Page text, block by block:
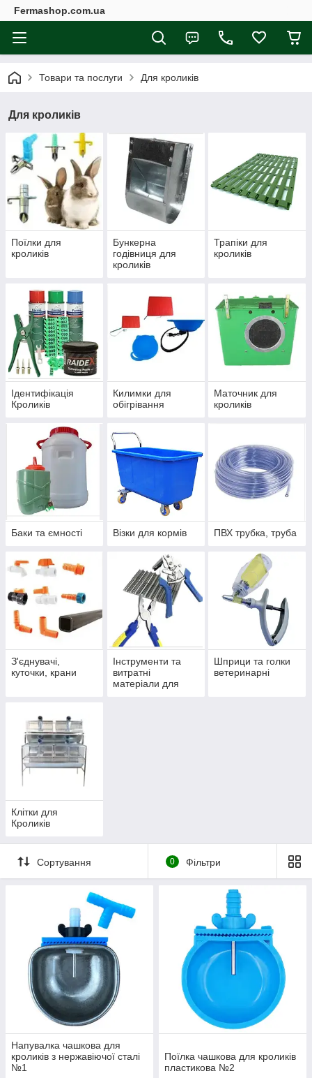
Fermashop.com.ua
Товари та послуги Для кроликів
Для кроликів
Поїлки для
кроликів
Бункерна
годівниця для
кроликів
Трапіки для
кроликів
Ідентифікація
Кроликів
Килимки для
обігрівання
Маточник для
кроликів
Баки та ємності Візки для кормів ПВХ трубка, труба
З'єднувачі,
куточки, крани
Інструменти та
витратні
матеріали для
Шприци та голки
ветеринарні
Клітки для
Кроликів
Сортування 0 Фільтри
Напувалка чашкова для
кроликів з нержавіючої сталі
№1
Поїлка чашкова для кроликів
пластикова №2